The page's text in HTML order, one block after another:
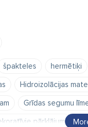
špakteles hermētiķi
Hidroizolācijas
Grīdas segumu
pārklājumi